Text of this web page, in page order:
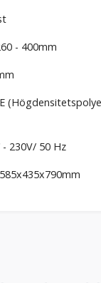
- 400mm
- 230V/ 50 Hz